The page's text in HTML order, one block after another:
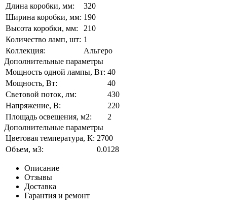
Длина коробки, мм:
320
Ширина коробки, мм: 190
Высота коробки, мм:
210
Количество ламп, шт: 1
Коллекция:
Альгеро
Дополнительные параметры
Мощность одной лампы, Вт: 40
Мощность, Вт:
40
Световой поток, лм:
430
Напряжение, В:
220
Площадь освещения, м2:
2
Дополнительные параметры
Цветовая температура, К: 2700
Объем, м3:
0.0128
Описание
Отзывы
Доставка
Гарантия и ремонт